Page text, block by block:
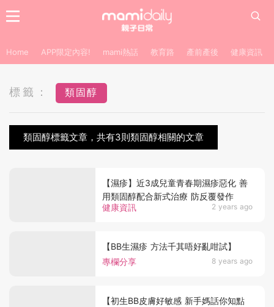
Home APP限定內容! mami熱話 教育路 產前產後 健康資訊
標籤： 類固醇
類固醇標籤文章，共有3則類固醇相關的文章
健康資訊 2 years ago
【濕疹】近3成兒童青春期濕疹惡化 善
用類固醇配合新式治療 防反覆發作
專欄分享 8 years ago
【BB生濕疹 方法千其唔好亂咁試】
【初生BB皮膚好敏感 新手媽話你知點